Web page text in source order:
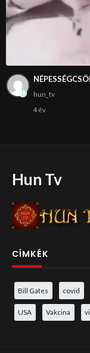
hun_tv
4 év
Hun Tv
CÍMKÉK
Bill Gates covid
USA Vakcina